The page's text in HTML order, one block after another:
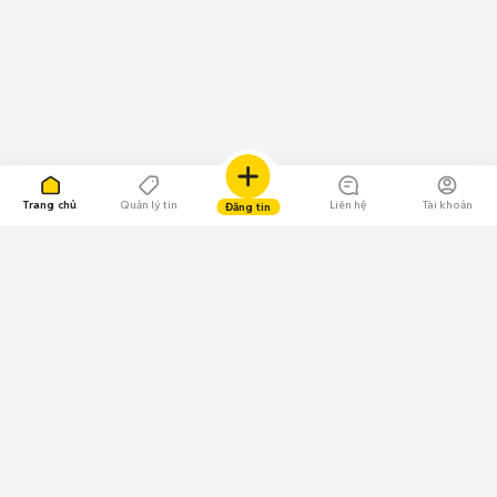
Trang chủ Quản lý tin Đăng tin Liên hệ Tài khoản